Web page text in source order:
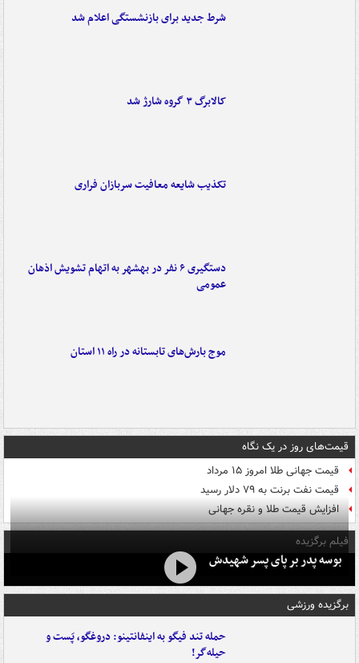
شرط جدید برای بازنشستگی اعلام شد
کالابرگ ۳ گروه شارژ شد
تکذیب شایعه معافیت سربازان فراری
دستگیری ۶ نفر در بهشهر به اتهام تشویش اذهان
عمومی
موج بارش‌های تابستانه در راه ۱۱ استان
قیمت‌های روز در یک نگاه
قیمت جهانی طلا امروز ۱۵ مرداد
قیمت نفت برنت به ۷۹ دلار رسید
افزایش قیمت طلا و نقره جهانی
فیلم برگزیده
بوسه‌ پدر بر پای پسر شهیدش
برگزیده ورزشی
حمله تند فیگو به اینفانتینو: دروغگو، پَست‌ و
حیله‌گر!